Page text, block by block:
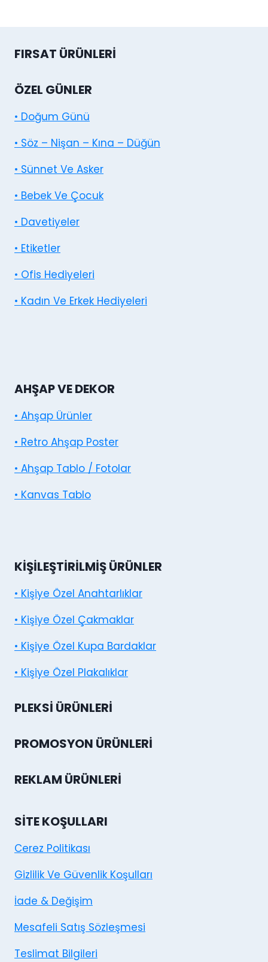
FIRSAT ÜRÜNLERI
ÖZEL GÜNLER
• Doğum Günü
• Söz – Nişan – Kına – Düğün
• Sünnet Ve Asker
• Bebek Ve Çocuk
• Davetiyeler
• Etiketler
• Ofis Hediyeleri
• Kadın Ve Erkek Hediyeleri
AHŞAP VE DEKOR
• Ahşap Ürünler
• Retro Ahşap Poster
• Ahşap Tablo / Fotolar
• Kanvas Tablo
KIŞILEŞTIRILMIŞ ÜRÜNLER
• Kişiye Özel Anahtarlıklar
• Kişiye Özel Çakmaklar
• Kişiye Özel Kupa Bardaklar
• Kişiye Özel Plakalıklar
PLEKSI ÜRÜNLERI
PROMOSYON ÜRÜNLERI
REKLAM ÜRÜNLERI
SITE KOŞULLARI
Cerez Politikası
Gizlilik Ve Güvenlik Koşulları
İade & Değişim
Mesafeli Satış Sözleşmesi
Teslimat Bilgileri